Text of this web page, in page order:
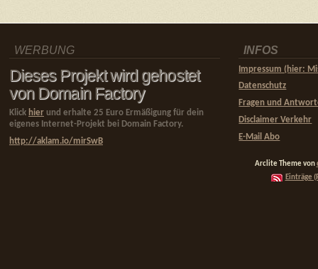
WERBUNG
Dieses Projekt wird gehostet
von Domain Factory
Klick hier und erhalte 25 Euro Ermäßigung für dein
eigenes Internet-Projekt bei Domain Factory.
http://aklam.io/mirSwB
INFOS
Impressum (hier:
Datenschutz
Fragen und
Disclaimer Verkehr
E-Mail Abo
Arclite Theme von
Einträge